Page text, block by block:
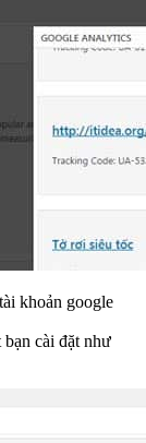
khoản google
cài đặt như